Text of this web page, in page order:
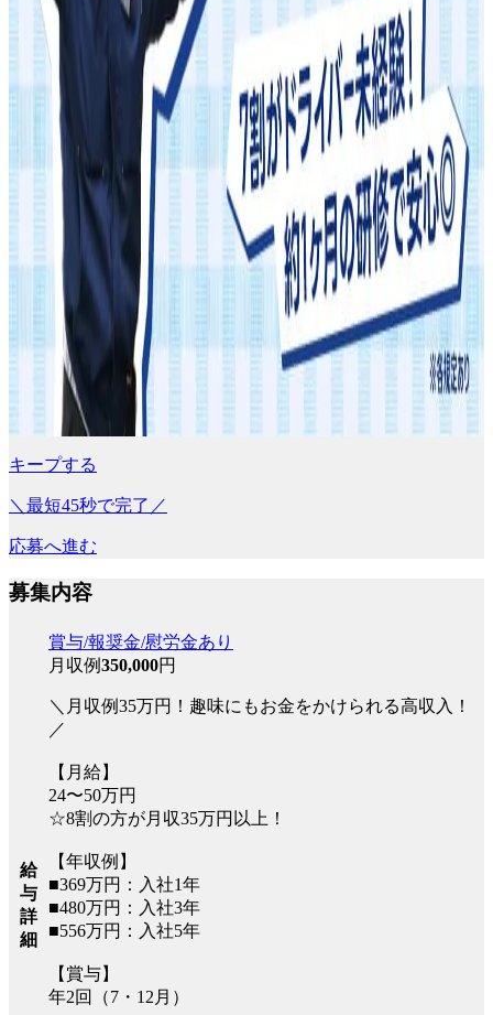
キープする
＼最短45秒で完了／
応募へ進む
募集内容
給
与
詳
細
賞与/報奨金/慰労金あり
月収例350,000円
＼月収例35万円！趣味にもお金をかけられる高収入！
／
【月給】
24〜50万円
☆8割の方が月収35万円以上！
【年収例】
■369万円：入社1年
■480万円：入社3年
■556万円：入社5年
【賞与】
年2回（7・12月）